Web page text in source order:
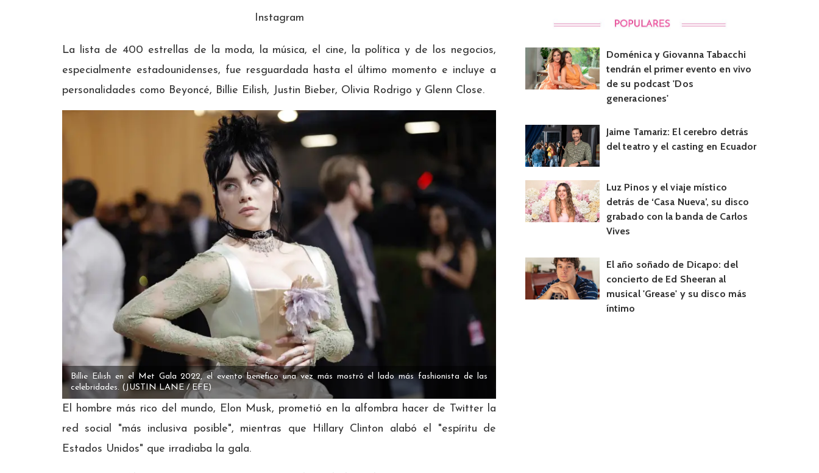
Instagram
La lista de 400 estrellas de la moda, la música, el cine, la política y de los negocios,
especialmente estadounidenses, fue resguardada hasta el último momento e incluye a
personalidades como Beyoncé, Billie Eilish, Justin Bieber, Olivia Rodrigo y Glenn Close.
Billie Eilish en el Met Gala 2022, el evento benefico una vez más mostró el lado más fashionista de las
celebridades. (JUSTIN LANE / EFE)
El hombre más rico del mundo, Elon Musk, prometió en la alfombra hacer de Twitter la
red social "más inclusiva posible", mientras que Hillary Clinton alabó el "espíritu de
Estados Unidos" que irradiaba la gala.
Doménica y Giovanna Tabacchi
tendrán el primer evento en vivo
de su podcast 'Dos
generaciones'
Jaime Tamariz: El cerebro detrás
del teatro y el casting en Ecuador
Luz Pinos y el viaje místico
detrás de ‘Casa Nueva’, su disco
grabado con la banda de Carlos
Vives
El año soñado de Dicapo: del
concierto de Ed Sheeran al
musical 'Grease' y su disco más
íntimo